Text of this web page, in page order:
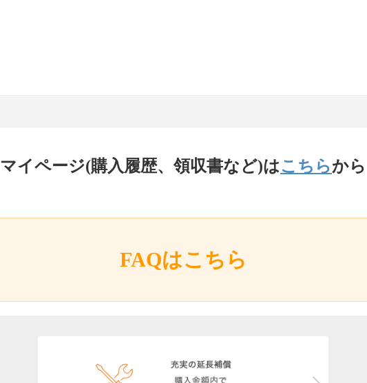
マイページ(購入履歴、領収書など)はこちらから
FAQはこちら